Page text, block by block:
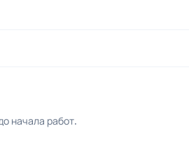
начала работ.